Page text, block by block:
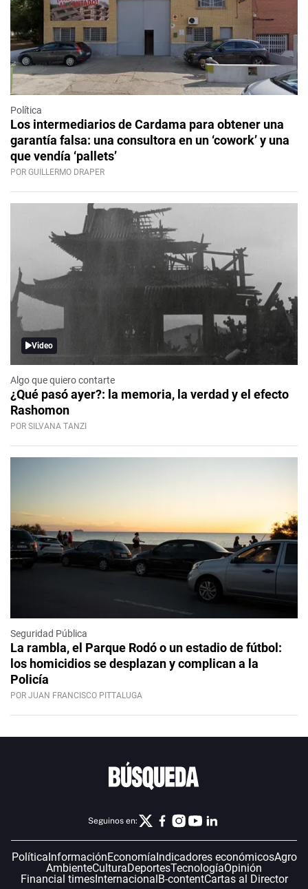
Política
Los intermediarios de Cardama para obtener una
garantía falsa: una consultora en un ‘cowork’ y una
que vendía ‘pallets’
POR GUILLERMO DRAPER
Video
Algo que quiero contarte
¿Qué pasó ayer?: la memoria, la verdad y el efecto
Rashomon
POR SILVANA TANZI
Seguridad Pública
La rambla, el Parque Rodó o un estadio de fútbol:
los homicidios se desplazan y complican a la
Policía
POR JUAN FRANCISCO PITTALUGA
Seguinos en:
Política InformaciónEconomía Indicadores económicosAgro
AmbienteCulturaDeportesTecnologíaOpinión
Financial timesInternacional B-contentCartas al Director